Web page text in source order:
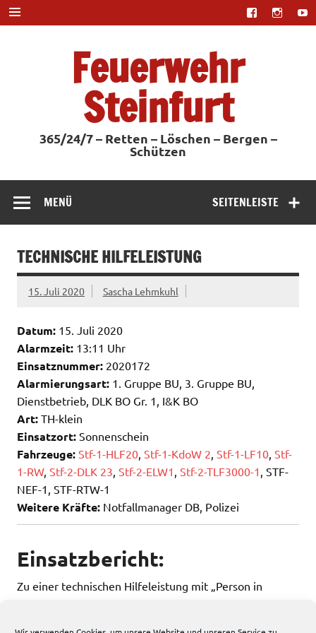
Zum
Inhalt
springen
Feuerwehr
Steinfurt
365/24/7 – Retten – Löschen – Bergen –
Schützen
SEITENLEISTE
MENÜ
TECHNISCHE HILFELEISTUNG
15. Juli 2020 Sascha Lehmkuhl
Datum: 15. Juli 2020
Alarmzeit: 13:11 Uhr
Einsatznummer: 2020172
Alarmierungsart: 1. Gruppe BU, 3. Gruppe BU,
Dienstbetrieb, DLK BO Gr. 1, I&K BO
Art: TH-klein
Einsatzort: Sonnenschein
Fahrzeuge: Stf-1-HLF20 Stf-1-KdoW 2 Stf-1-LF10 Stf-
1-RW, Stf-2-DLK 23 Stf-2-ELW1 Stf-2-TLF3000-1 , STF-
NEF-1, STF-RTW-1
Weitere Kräfte: Notfallmanager DB, Polizei
Einsatzbericht:
Zu einer technischen Hilfeleistung mit „Person in